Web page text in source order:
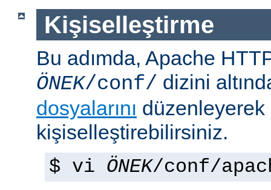
Kişiselleştirme
Bu adımda, Apache
ÖNEK/conf/ dizini
dosyalarını düzenleyerek
kişiselleştirebilirsiniz.
$ vi ÖNEK/conf/